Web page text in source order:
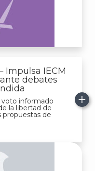
Impulsa IECM
debates
informado
la libertad de
propuestas de